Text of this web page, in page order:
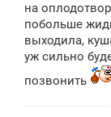
на
побольше
выходила,
уж сильно
позвонить